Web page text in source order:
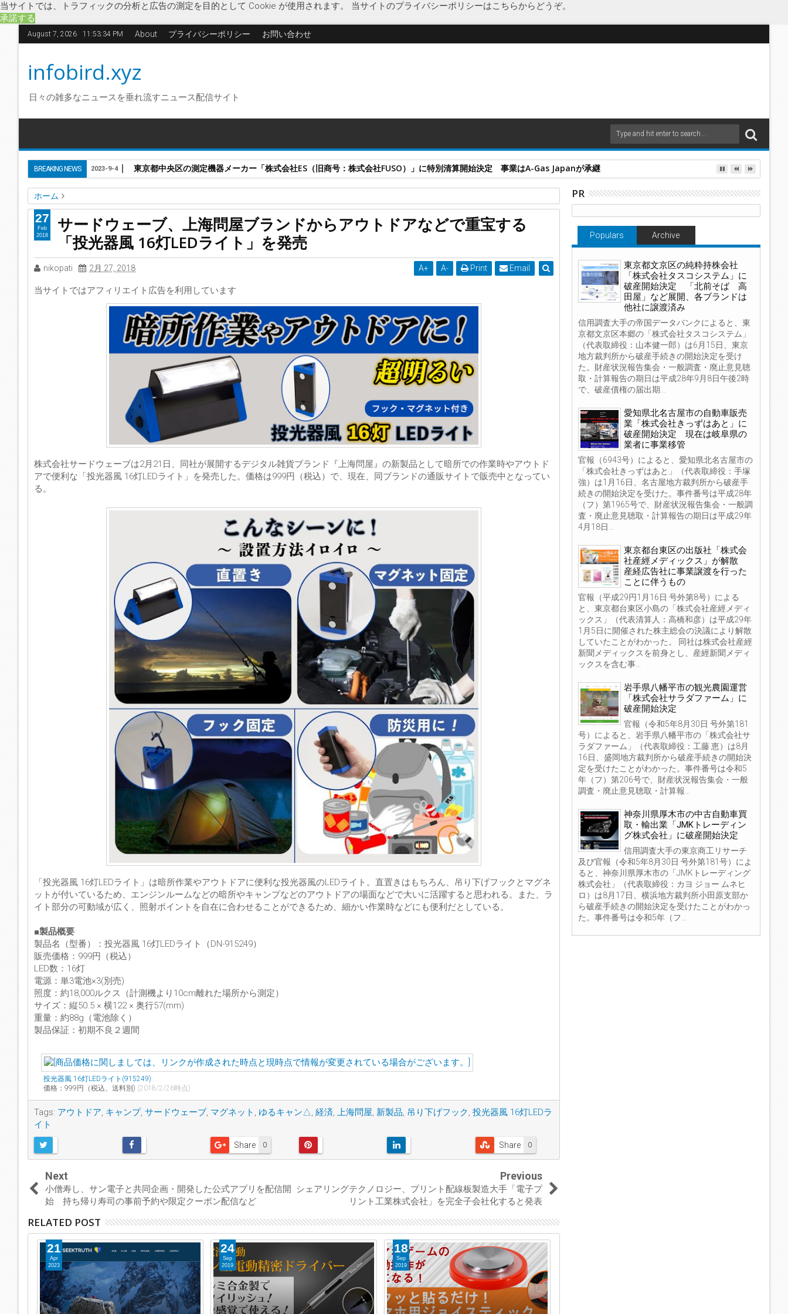
当サイトでは、トラフィックの分析と広告の測定を目的として Cookie が使用されます。 当サイトのプライバシーポリシーはこちらからどうぞ。
承諾する
August 7, 2026 11:53:35 PM About プライバシーポリシー お問い合わせ
infobird.xyz
日々の雑多なニュースを垂れ流すニュース配信サイト
BREAKING NEWS 東京都中央区の測定機器メーカー「株式会社ES（旧商号：株式会社FUSO）」に特別清算開始決定 事業はA-Gas Japanが承継
2023-9-4
ホーム
アウトドア
キャンプ サードウェーブ マグネット ゆるキャン△ 経済 上海問屋 新製品
吊り下げフック
投光器風 16灯LEDライト
サードウェーブ、上海問屋ブランドからアウトドアなどで重宝する「投光器風 16灯LEDライト」を発売
サードウェーブ、上海問屋ブランドからアウトドアなどで重宝する
「投光器風 16灯LEDライト」を発売
nikopati 2月 27, 2018 A+ A- Print Email
当サイトではアフィリエイト広告を利用しています
株式会社サードウェーブは2月21日、同社が展開するデジタル雑貨ブランド『上海問屋』の新製品として暗所での作業時やアウトド
アで便利な「投光器風 16灯LEDライト」を発売した。価格は999円（税込）で、現在、同ブランドの通販サイトで販売中となってい
る。
「投光器風 16灯LEDライト」は暗所作業やアウトドアに便利な投光器風のLEDライト。直置きはもちろん、吊り下げフックとマグネ
ットが付いているため、エンジンルームなどの暗所やキャンプなどのアウトドアの場面などで大いに活躍すると思われる。また、ラ
イト部分の可動域が広く、照射ポイントを自在に合わせることができるため、細かい作業時などにも便利だとしている。
■製品概要
製品名（型番）：投光器風 16灯LEDライト（DN-915249）
販売価格：999円（税込）
LED数：16灯
電源：単3電池×3(別売)
照度：約18,000ルクス（計測機より10cm離れた場所から測定）
サイズ：縦50.5 × 横122 × 奥行57(mm)
重量：約88g（電池除く）
製品保証：初期不良２週間
投光器風 16灯LEDライト(915249)
価格：999円（税込、送料別) (2018/2/26時点)
Tags: アウトドア, キャンプ, サードウェーブ, マグネット , ゆるキャン△, 経済, 上海問屋, 新製品, 吊り下げフック, 投光器風 16灯LEDラ
イト
0
Share 0
Share
27
Feb
2018
Next
小僧寿し、サン電子と共同企画・開発した公式アプリを配信開
始 持ち帰り寿司の事前予約や限定クーポン配信など
Previous
シェアリングテクノロジー、プリント配線板製造大手「電子プ
リント工業株式会社」を完全子会社化すると発表
RELATED POST
24
Sep
2019
18
Sep
2019
22
Feb
2019
PR
Populars Archive
東京都文京区の純粋持株会社
「株式会社タスコシステム」に
破産開始決定 「北前そば 高
田屋」など展開、各ブランドは
他社に譲渡済み
信用調査大手の帝国データバンクによると、東
京都文京区本郷の「株式会社タスコシステム」
（代表取締役：山本健一郎）は6月15日、東京
地方裁判所から破産手続きの開始決定を受け
た。財産状況報告集会・一般調査・廃止意見聴
取・計算報告の期日は平成28年9月8日午後2時
で、破産債権の届出期...
愛知県北名古屋市の自動車販売
業「株式会社きっずはあと」に
破産開始決定 現在は岐阜県の
業者に事業移管
官報（6943号）によると、愛知県北名古屋市の
「株式会社きっずはあと」（代表取締役：手塚
強）は1月16日、名古屋地方裁判所から破産手
続きの開始決定を受けた。事件番号は平成28年
（フ）第1965号で、財産状況報告集会・一般調
査・廃止意見聴取・計算報告の期日は平成29年
4月18日...
東京都台東区の出版社「株式会
社産經メディックス」が解散
産経広告社に事業譲渡を行った
ことに伴うもの
官報（平成29円1月16日 号外第8号）による
と、東京都台東区小島の「株式会社産經メディ
ックス」（代表清算人：高橋和彦）は平成29年
1月5日に開催された株主総会の決議により解散
していたことがわかった。 同社は株式会社産經
新聞メディックスを前身とし、産經新聞メディ
ックスを含む事...
岩手県八幡平市の観光農園運営
「株式会社サラダファーム」に
破産開始決定
官報（令和5年8月30日 号外第181
号）によると、岩手県八幡平市の「株式会社サ
ラダファーム」（代表取締役：工藤 恵）は8月
16日、盛岡地方裁判所から破産手続きの開始決
定を受けたことがわかった。事件番号は令和5
年（フ）第206号で、財産状況報告集会・一般
調査・廃止意見聴取・計算報...
神奈川県厚木市の中古自動車買
取・輸出業「JMKトレーディン
グ株式会社」に破産開始決定
信用調査大手の東京商工リサーチ
及び官報（令和5年8月30日 号外第181号）によ
ると、神奈川県厚木市の「JMKトレーディング
株式会社」（代表取締役：カヨ ジョー ムネヒ
ロ）は8月17日、横浜地方裁判所小田原支部か
ら破産手続きの開始決定を受けたことがわかっ
た。事件番号は令和5年（フ...